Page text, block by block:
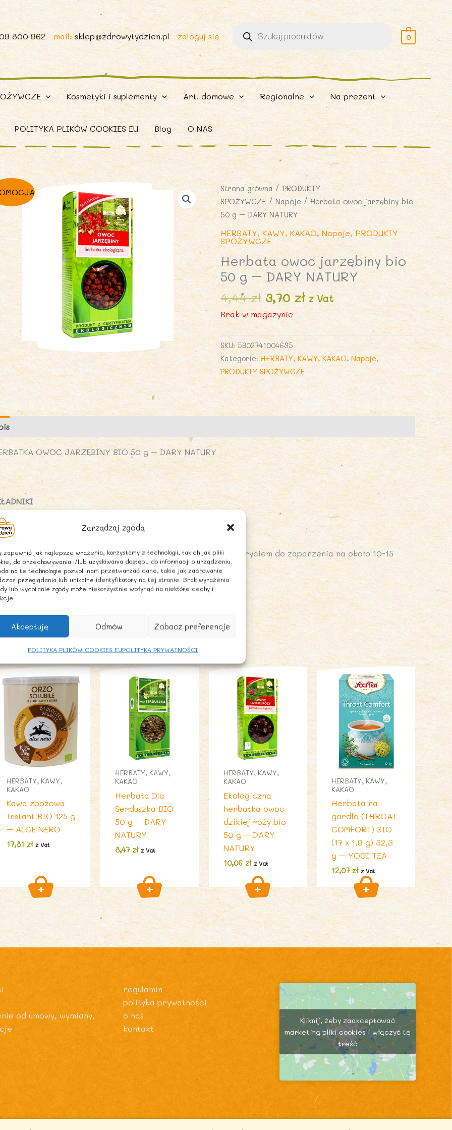
Zarządzaj zgodą
zapewnić jak najlepsze wrażenia, korzystamy z technologii, takich jak pliki
do przechowywania i/lub uzyskiwania dostępu do informacji o urządzeniu.
na te technologie pozwoli nam przetwarzać dane, takie jak zachowanie
przeglądania lub unikalne identyfikatory na tej stronie. Brak wyrażenia
lub wycofanie zgody może niekorzystnie wpłynąć na niektóre cechy i
Akceptuję Odmów Zobacz preferencje
POLITYKA PLIKÓW COOKIES EUPOLITYKA PRYWATNOŚCI
800 962 mail: sklep@zdrowytydzien.pl zaloguj się
Wyszukiwarka
produktów 0
Kosmetyki i suplementy Art. domowe Regionalne Na prezent
POLITYKA PLIKÓW COOKIES EU Blog O NAS
Strona główna / PRODUKTY
SPOŻYWCZE /Napoje/ Herbata owoc jarzębiny bio
50 g – DARY NATURY
HERBATY, KAWY, KAKAO,Napoje, PRODUKTY
SPOŻYWCZE
Herbata owoc jarzębiny bio
50 g – DARY NATURY
4,44zł Pierwotna
cena
wynosiła:
4,44 zł.
3,70 złAktualna
cena
wynosi:
3,70 zł.
z Vat
Brak w magazynie
SKU:5902741004635
Kategorie:HERBATY, KAWY, KAKAO,Napoje,
PRODUKTY SPOŻYWCZE
OWOC JARZĘBINY BIO 50 g – DARY NATURY
PRZYGOTOWANIA
łyżeczkę zalać szklanką wrzątku i pozostawić pod przykryciem do zaparzenia na około 10-15
Pić 1-2 razy dziennie.
WARUNKI PRZECHOWYWANIA
produkty
HERBATY, KAWY,
KAKAO
Kawa zbożowa
Instant BIO 125 g
– ALCE NERO
17,81zł z Vat
HERBATY, KAWY,
KAKAO
Herbata Dla
Serduszka BIO
50 g – DARY
NATURY
8,47 zł z Vat
HERBATY, KAWY,
KAKAO
Ekologiczna
herbatka owoc
dzikiej róży bio
50 g – DARY
NATURY
10,06 zł z Vat
HERBATY, KAWY,
KAKAO
Herbata na
gardło (THROAT
COMFORT) BIO
(17 x 1,9 g) 32,3
g – YOGI TEA
12,07zł z Vat
od umowy, wymiany,
regulamin
polityka prywatności
o nas
kontakt
Kliknij, żeby zaakceptować
marketing pliki cookies i włączyć tę
treść